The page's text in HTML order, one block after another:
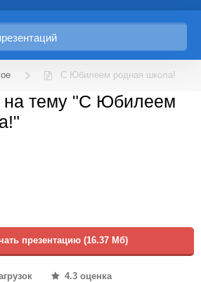
С Юбилеем родная школа!
на тему "С Юбилеем
презентацию (16.37 Мб)
4.3 оценка